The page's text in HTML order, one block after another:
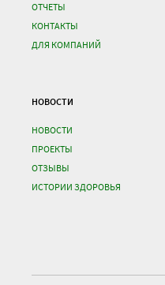
ОТЧЕТЫ
КОНТАКТЫ
ДЛЯ КОМПАНИЙ
НОВОСТИ
НОВОСТИ
ПРОЕКТЫ
ОТЗЫВЫ
ИСТОРИИ ЗДОРОВЬЯ